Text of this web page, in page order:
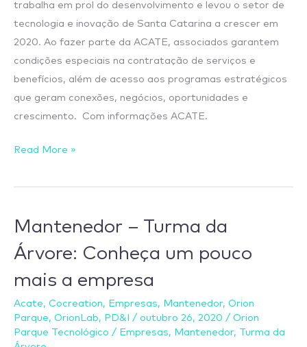
trabalha em prol do desenvolvimento e levou o setor de
tecnologia e inovação de Santa Catarina a crescer em
2020. Ao fazer parte da ACATE, associados garantem
condições especiais na contratação de serviços e
benefícios, além de acesso aos programas estratégicos
que geram conexões, negócios, oportunidades e
crescimento. Com informações ACATE.
Read More »
Mantenedor – Turma da
Árvore: Conheça um pouco
mais a empresa
Acate, Cocreation, Empresas, Mantenedor, Orion
Parque, OrionLab, PD&I / outubro 26, 2020 / Orion
Parque Tecnológico / Empresas, Mantenedor, Turma da
Mantenedor
Turma
da
Conheça
um